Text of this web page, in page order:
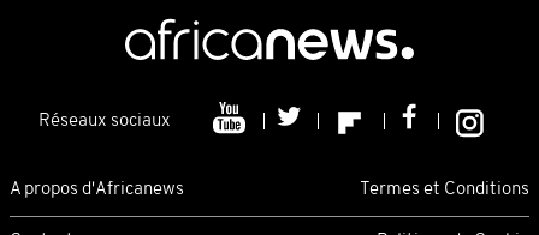
Réseaux sociaux
A propos d'Africanews Termes et Conditions